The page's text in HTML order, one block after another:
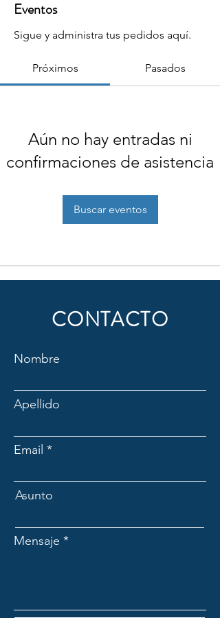
Eventos
Sigue y administra tus pedidos aquí.
Próximos Pasados
Aún no hay entradas ni
confirmaciones de asistencia
Buscar eventos
CONTACTO
Nombre
Apellido
Email
Asunto
Mensaje